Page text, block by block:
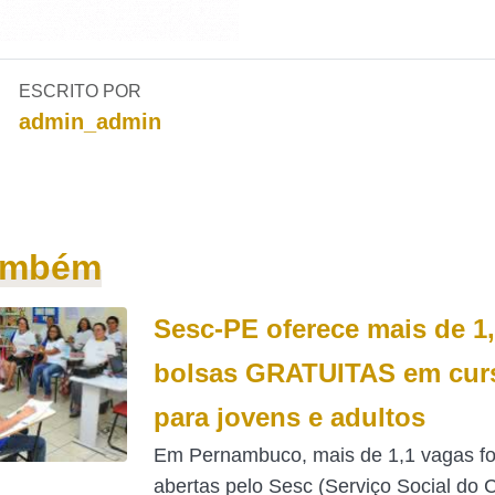
ESCRITO POR
admin_admin
Sesc-PE oferece mais de
bolsas GRATUITAS em
para jovens e adultos
Em Pernambuco, mais de 1,1 vagas
abertas pelo Sesc (Serviço Social do